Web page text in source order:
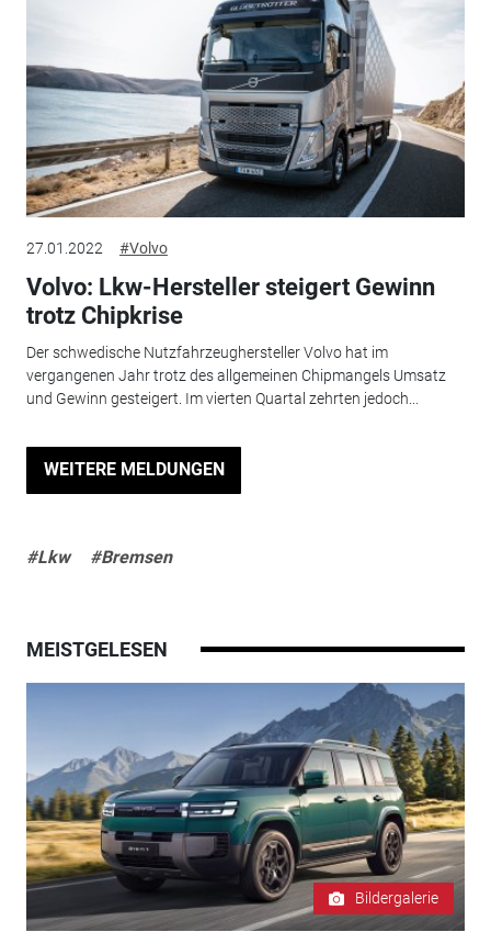
27.01.2022 #Volvo
Volvo: Lkw-Hersteller steigert Gewinn
trotz Chipkrise
Der schwedische Nutzfahrzeughersteller Volvo hat im
vergangenen Jahr trotz des allgemeinen Chipmangels Umsatz
und Gewinn gesteigert. Im vierten Quartal zehrten jedoch...
WEITERE MELDUNGEN
#Lkw #Bremsen
MEISTGELESEN
Bildergalerie